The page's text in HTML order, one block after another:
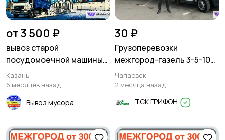
от 3 500 ₽
вывоз старой
посудомоечной машины
на утилизацию в казани
Казань
6 месяцев назад
Вывоз мусора
30 ₽
Грузоперевозки
межгород-газель 3-5-10
тонн
Чапаевск
2 месяца назад
ТСК ГРИФОН